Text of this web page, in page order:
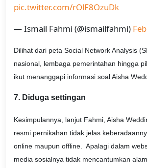
pic.twitter.com/rOlF8OzuDk
— Ismail Fahmi (@ismailfahmi)
Dilihat dari peta Social Network Analysis
nasional, lembaga pemerintahan hingga
ikut menanggapi informasi soal Aisha
7. Diduga settingan
Kesimpulannya, lanjut Fahmi, Aisha
resmi pernikahan tidak jelas
online maupun offline. Apalagi dalam
media sosialnya tidak mencantumkan